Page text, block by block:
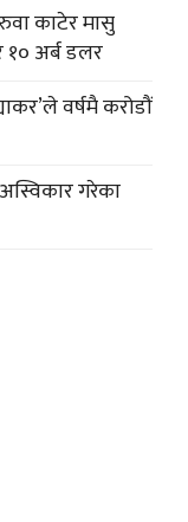
काटेर मासु
१० अर्ब डलर
वर्षमै करोडौं
गरेका